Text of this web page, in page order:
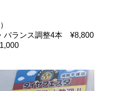
バランス調整4本 ¥8,800